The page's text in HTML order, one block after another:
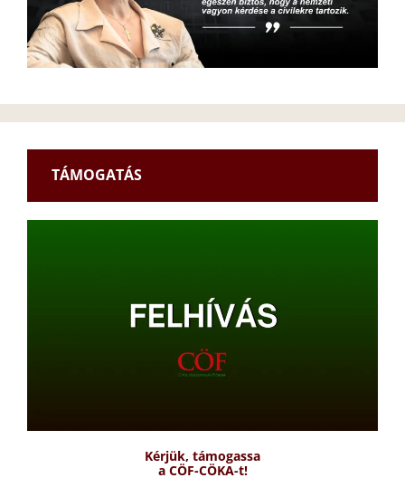
TÁMOGATÁS
Kérjük, támogassa
a CÖF-CÖKA-t!